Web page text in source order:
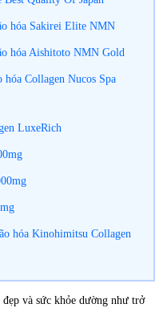
hóa Sakirei Elite NMN
hóa Aishitoto NMN Gold
Collagen Nucos Spa
LuxeRich
hóa Kinohimitsu Collagen
và sức khỏe dường như trở